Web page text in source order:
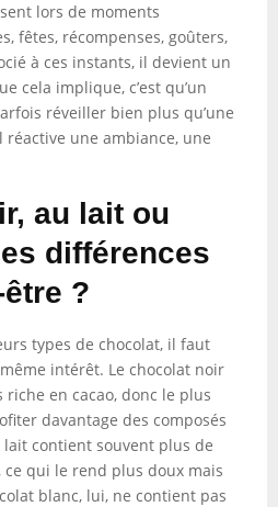
lors de moments
fêtes, récompenses, goûters,
à ces instants, il devient un
cela implique, c’est qu’un
réveiller bien plus qu’une
une ambiance, une
au lait ou
différences
?
types de chocolat, il faut
intérêt. Le chocolat noir
en cacao, donc le plus
davantage des composés
lait contient souvent plus de
ce qui le rend plus doux mais
blanc, lui, ne contient pas